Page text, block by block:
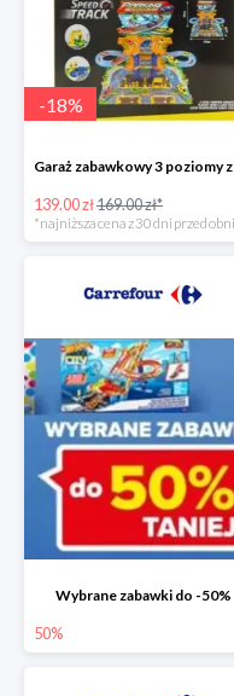
-18%
139.00 zł169.00 zł*
Wybrane zabawki do -50%
50%